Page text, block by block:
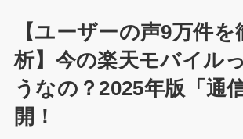
【ユーザーの声9万件を
析】今の楽天モバイル
うなの？2025年版「通
開！